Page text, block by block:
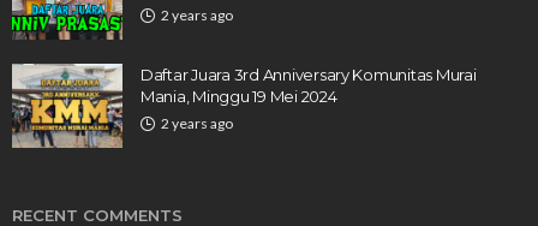
2 years ago
Daftar Juara 3rd Anniversary Komunitas Murai
Mania, Minggu 19 Mei 2024
2 years ago
RECENT COMMENTS